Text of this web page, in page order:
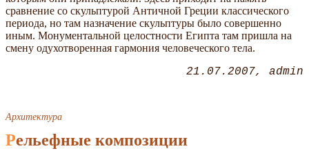
сравнение со скульптурой Античной Греции классического
периода, но там назначение скульптуры было совершенно
иным. Монументальной целостности Египта там пришла на
смену одухотворенная гармония человеческого тела.
21.07.2007 admin
Архитектура
Рельефные композиции